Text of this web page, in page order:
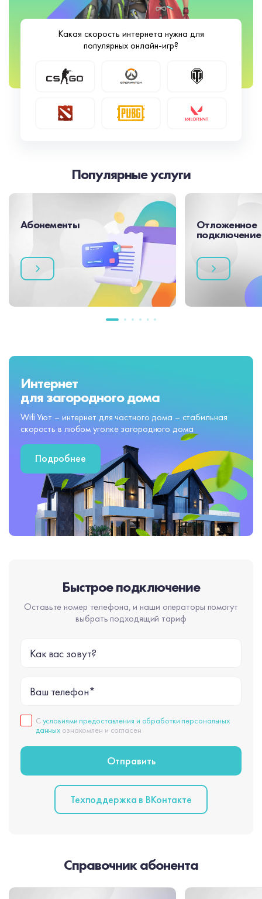
Какая скорость интернета нужна для
популярных онлайн-игр?
Популярные услуги
Абонементы Отложенное
подключение
Интернет
для загородного дома
Wifi Уют – интернет для частного дома – стабильная
скорость в любом уголке загородного дома
Подробнее
Быстрое подключение
Оставьте номер телефона, и наши операторы помогут
выбрать подходящий тариф
Как вас зовут?
Ваш телефон*
Сусловиями предоставления и обработки персональных
данных ознакомлен и согласен
Техподдержка в BКонтакте
Справочник абонента